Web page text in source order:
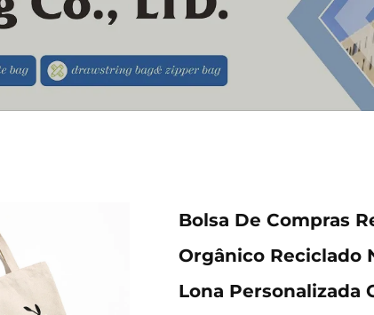
Bolsa De Compras
Orgânico Reciclado
Lona Personalizada